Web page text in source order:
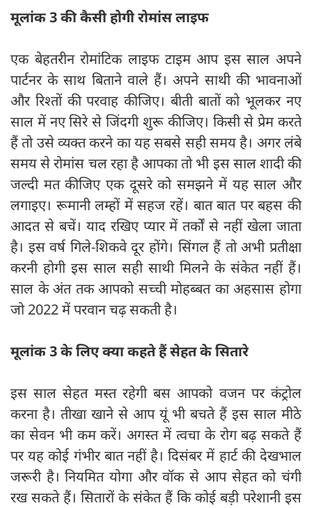
मूलांक 3 की कैसी होगी रोमांस लाइफ
एक बेहतरीन रोमांटिक लाइफ टाइम आप इस साल अपने
पार्टनर के साथ बिताने वाले हैं। अपने साथी की भावनाओं
और रिश्तों की परवाह कीजिए। बीती बातों को भूलकर नए
साल में नए सिरे से जिंदगी शुरू कीजिए। किसी से प्रेम करते
हैं तो उसे व्यक्त करने का यह सबसे सही समय है। अगर लंबे
समय से रोमांस चल रहा है आपका तो भी इस साल शादी की
जल्दी मत कीजिए एक दूसरे को समझने में यह साल और
लगाइए। रूमानी लम्हों में सहज रहें। बात बात पर बहस की
आदत से बचें। याद रखिए प्यार में तर्कों से नहीं खेला जाता
है। इस वर्ष गिले-शिकवे दूर होंगे। सिंगल हैं तो अभी प्रतीक्षा
करनी होगी इस साल सही साथी मिलने के संकेत नहीं हैं।
साल के अंत तक आपको सच्ची मोहब्बत का अहसास होगा
जो 2022 में परवान चढ़ सकती है।
मूलांक 3 के लिए क्या कहते हैं सेहत के सितारे
इस साल सेहत मस्त रहेगी बस आपको वजन पर कंट्रोल
करना है। तीखा खाने से आप यूं भी बचते हैं इस साल मीठे
का सेवन भी कम करें। अगस्त में त्वचा के रोग बढ़ सकते हैं
पर यह कोई गंभीर बात नहीं है। दिसंबर में हार्ट की देखभाल
जरूरी है। नियमित योगा और वॉक से आप सेहत को चंगी
रख सकते हैं। सितारों के संकेत हैं कि कोई बड़ी परेशानी इस